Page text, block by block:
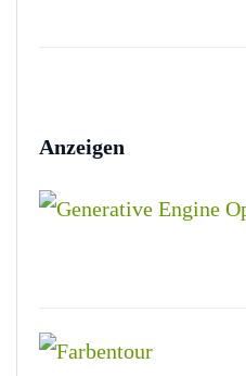
Anzeigen